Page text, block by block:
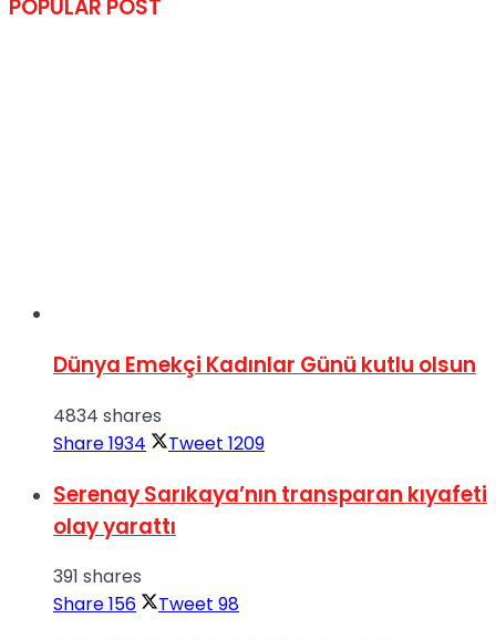
POPULAR POST
Dünya Emekçi Kadınlar Günü kutlu olsun
4834 shares
Share1934 Tweet 1209
Serenay Sarıkaya’nın transparan kıyafeti
olay yarattı
391 shares
Share156 Tweet 98